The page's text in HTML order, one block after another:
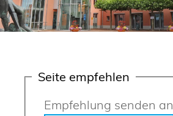
Seite empfehlen
Empfehlung senden an